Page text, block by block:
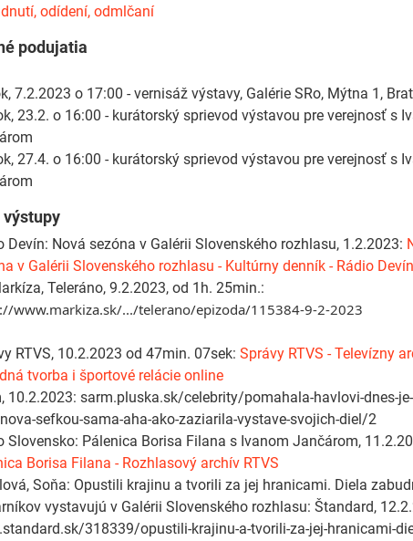
odídení, odmlčaní
podujatia
7.2.2023 o 17:00 - vernisáž výstavy, Galérie SRo, Mýtna 1,
23.2. o 16:00 - kurátorský sprievod výstavou pre verejnosť s
27.4. o 16:00 - kurátorský sprievod výstavou pre verejnosť s
Devín: Nová sezóna v Galérii Slovenského rozhlasu, 1.2.2023:
v Galérii Slovenského rozhlasu - Kultúrny denník - Rádio
Teleráno, 9.2.2023, od 1h. 25min.:
www.markiza.sk/.../telerano/epizoda/115384-9-2-2023
RTVS, 10.2.2023 od 47min. 07sek: Správy RTVS - Televízny
tvorba i športové relácie online
10.2.2023: sarm.pluska.sk/celebrity/pomahala-havlovi-dnes-je-
sefkou-sama-aha-ako-zaziarila-vystave-svojich-diel/2
Slovensko: Pálenica Borisa Filana s Ivanom Jančárom,
Borisa Filana - Rozhlasový archív RTVS
Soňa: Opustili krajinu a tvorili za jej hranicami. Diela
vystavujú v Galérii Slovenského rozhlasu: Štandard,
318339/opustili-krajinu-a-tvorili-za-jej-hranicami-